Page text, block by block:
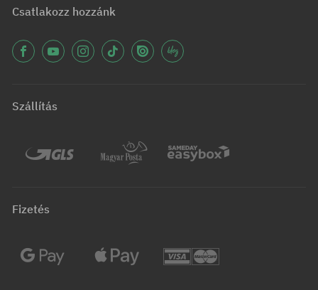
Csatlakozz hozzánk
Szállítás
Fizetés